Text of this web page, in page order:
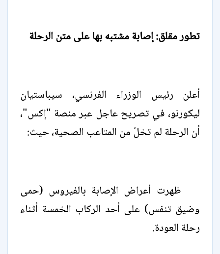
تطور مقلق: إصابة مشتبه بها على متن الرحلة
أعلن رئيس الوزراء الفرنسي، سيباستيان
ليكورنو، في تصريح عاجل عبر منصة "إكس"،
أن الرحلة لم تخلُ من المتاعب الصحية، حيث:
ظهرت أعراض الإصابة بالفيروس (حمى
وضيق تنفس) على أحد الركاب الخمسة أثناء
رحلة العودة.